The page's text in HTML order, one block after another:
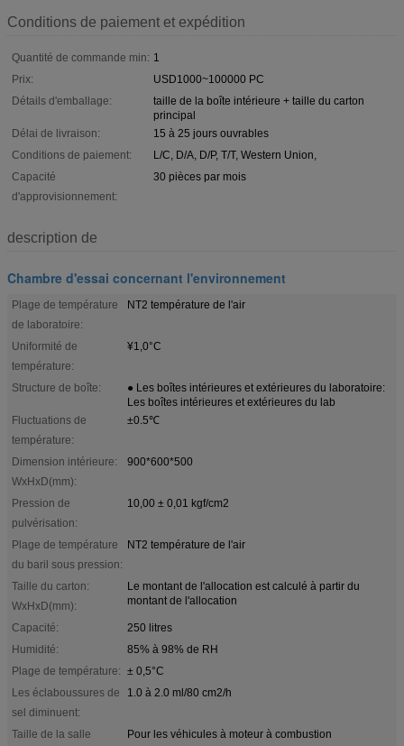
Conditions de paiement et expédition
Quantité de commande min: 1
Prix:
USD1000~100000 PC
Détails d'emballage:
taille de la boîte intérieure + taille du carton
principal
Délai de livraison:
15 à 25 jours ouvrables
Conditions de paiement:
L/C, D/A, D/P, T/T, Western Union,
Capacité
d'approvisionnement:
30 pièces par mois
description de
Chambre d'essai concernant l'environnement
Plage de température
de laboratoire:
NT2 température de l'air
Uniformité de
température:
¥1,0°C
Structure de boîte:
● Les boîtes intérieures et extérieures du laboratoire:
Les boîtes intérieures et extérieures du lab
Fluctuations de
température:
±0.5℃
Dimension intérieure:
WxHxD(mm):
900*600*500
Pression de
pulvérisation:
10,00 ± 0,01 kgf/cm2
Plage de température
du baril sous pression:
NT2 température de l'air
Taille du carton:
WxHxD(mm):
Le montant de l'allocation est calculé à partir du
montant de l'allocation
Capacité:
250 litres
Humidité:
85% à 98% de RH
Plage de température: ± 0,5°C
Les éclaboussures de
sel diminuent:
1.0 à 2.0 ml/80 cm2/h
Taille de la salle
Pour les véhicules à moteur à combustion